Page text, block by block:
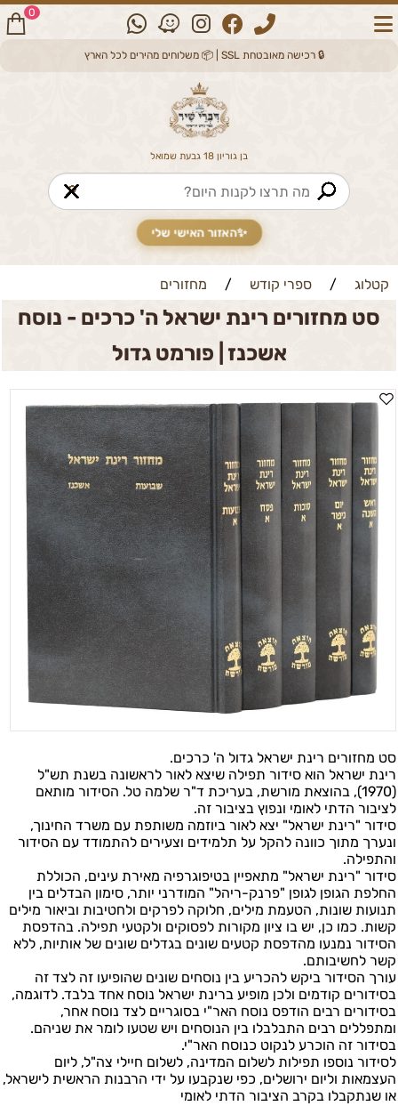
🔒 רכישה מאובטחת SSL | 📦 משלוחים מהירים לכל הארץ
בן גוריון 18 גבעת שמואל
🔎
✨האזור האישי שלי
0
קטלוג / ספרי קודש / מחזורים
סט מחזורים רינת ישראל ה' כרכים - נוסח
אשכנז | פורמט גדול
סט מחזורים רינת ישראל גדול ה' כרכים.
רינת ישראל הוא סידור תפילה שיצא לאור לראשונה בשנת תש"ל
(1970),
בהוצאת מורשת, בעריכת ד"ר שלמה טל. הסידור מותאם
לציבור הדתי לאומי ונפוץ בציבור זה.
סידור "רינת ישראל" יצא לאור ביוזמה משותפת עם משרד החינוך,
ונערך מתוך כוונה להקל על תלמידים וצעירים להתמודד עם הסידור
והתפילה.
סידור "רינת ישראל" מתאפיין בטיפוגרפיה מאירת עינים, הכוללת
החלפת הגופן לגופן "פרנק-ריהל" המודרני יותר, סימון הבדלים בין
תנועות שונות, הטעמת מילים, חלוקה לפרקים ולחטיבות וביאור מילים
קשות. כמו כן, יש בו ציון מקורות לפסוקים ולקטעי תפילה. בהדפסת
הסידור נמנעו מהדפסת קטעים שונים בגדלים שונים של אותיות, ללא
קשר לחשיבותם.
עורך הסידור ביקש להכריע בין נוסחים שונים שהופיעו זה לצד זה
בסידורים קודמים ולכן מופיע ברינת ישראל נוסח אחד בלבד. לדוגמה,
בסידורים רבים הודפס נוסח האר"י בסוגריים לצד נוסח אחר,
ומתפללים רבים התבלבלו בין הנוסחים ויש שטעו לומר את שניהם.
בסידור זה הוכרע לנקוט כנוסח האר"י.
לסידור נוספו תפילות לשלום המדינה, לשלום חיילי צה"ל, ליום
העצמאות וליום ירושלים, כפי שנקבעו על ידי הרבנות הראשית לישראל,
או שנתקבלו בקרב הציבור הדתי לאומי